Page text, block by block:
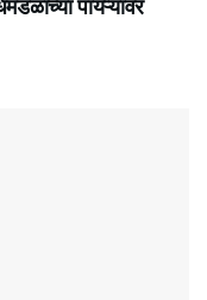
पायऱ्यांवर